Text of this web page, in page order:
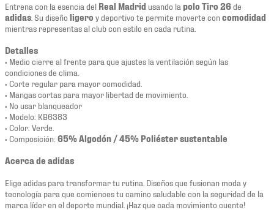
Entrena con la esencia del Real Madrid usando la polo Tiro 26de
adidas . Su diseño ligero y deportivo te permite moverte concomodidad
mientras representas al club con estilo en cada rutina.
Detalles
• Medio cierre al frente para que ajustes la ventilación según las
condiciones de clima.
• Corte regular para mayor comodidad.
• Mangas cortas para mayor libertad de movimiento.
• No usar blanqueador
• Modelo: KB6383
• Color: Verde.
• Composición: 65% Algodón / 45% Poliéster sustentable
Acerca de adidas
Elige adidas para transformar tu rutina. Diseños que fusionan moda y
tecnología para que comiences tu camino saludable con la seguridad de la
marca líder en el deporte mundial. ¡Haz que cada movimiento cuente!